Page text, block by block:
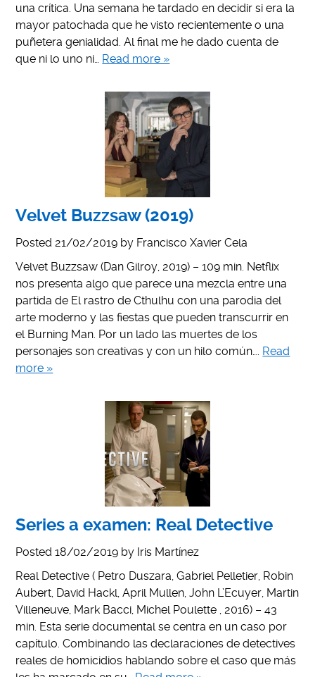
una crítica. Una semana he tardado en decidir si era la
mayor patochada que he visto recientemente o una
puñetera genialidad. Al final me he dado cuenta de
que ni lo uno ni… Read more »
Velvet Buzzsaw (2019)
Posted 21/02/2019 by Francisco Xavier Cela
Velvet Buzzsaw (Dan Gilroy, 2019) – 109 min. Netflix
nos presenta algo que parece una mezcla entre una
partida de El rastro de Cthulhu con una parodia del
arte moderno y las fiestas que pueden transcurrir en
el Burning Man. Por un lado las muertes de los
personajes son creativas y con un hilo común…. Read
more »
Series a examen: Real Detective
Posted18/02/2019 by Iris Martínez
Real Detective ( Petro Duszara, Gabriel Pelletier, Robin
Aubert, David Hackl, April Mullen, John L’Ecuyer, Martin
Villeneuve, Mark Bacci, Michel Poulette , 2016) – 43
min. Esta serie documental se centra en un caso por
capítulo. Combinando las declaraciones de detectives
reales de homicidios hablando sobre el caso que más